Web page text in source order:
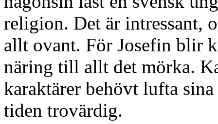
religion. Det är intressant,
allt ovant. För Josefin blir
näring till allt det mörka.
karaktärer behövt lufta
tiden trovärdig.